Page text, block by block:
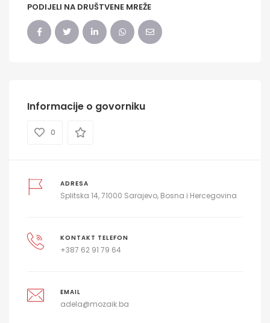
PODIJELI NA DRUŠTVENE MREŽE
Informacije o govorniku
0
ADRESA
Splitska 14, 71000 Sarajevo, Bosna i Hercegovina
KONTAKT TELEFON
+387 62 91 79 64
EMAIL
adela@mozaik.ba